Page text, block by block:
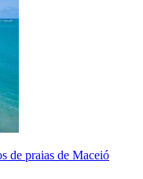
de praias de Maceió